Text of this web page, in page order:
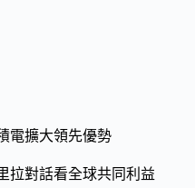
n
電擴大領先優勢
拉對話看全球共同利益